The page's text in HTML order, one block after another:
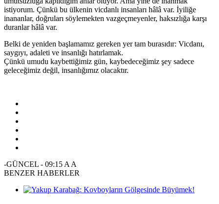
istiyorum. Çünkü bu ülkenin vicdanlı insanları hâlâ var. İyiliğe
inananlar, doğruları söylemekten vazgeçmeyenler, haksızlığa karşı
duranlar hâlâ var.
Belki de yeniden başlamamız gereken yer tam burasıdır: Vicdanı,
saygıyı, adaleti ve insanlığı hatırlamak.
Çünkü umudu kaybettiğimiz gün, kaybedeceğimiz şey sadece
geleceğimiz değil, insanlığımız olacaktır.
-GÜNCEL - 09:15 A A
BENZER HABERLER